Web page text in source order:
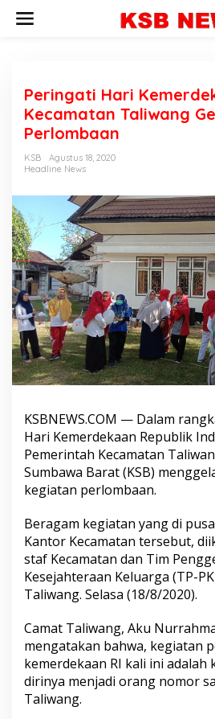
Peringati Hari
Kecamatan Taliwang
Perlombaan
KSB
Agustus 18, 2020
Headline News
KSBNEWS.COM — Dalam
Hari Kemerdekaan Republik
Pemerintah Kecamatan
Sumbawa Barat (KSB)
kegiatan perlombaan.
Beragam kegiatan yang di
Kantor Kecamatan tersebut,
staf Kecamatan dan Tim
Kesejahteraan Keluarga (TP-
Taliwang. Selasa (18/8/2020).
Camat Taliwang, Aku
mengatakan bahwa, kegiatan
kemerdekaan RI kali ini adalah
dirinya menjadi orang nomor
Taliwang.